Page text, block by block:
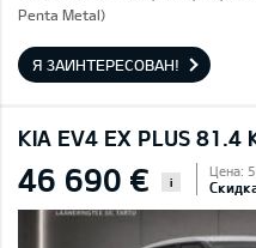
Penta Metal)
Я ЗАИНТЕРЕСОВАН!
KIA EV4 EX PLUS 81.4
46 690 € i
Цена: